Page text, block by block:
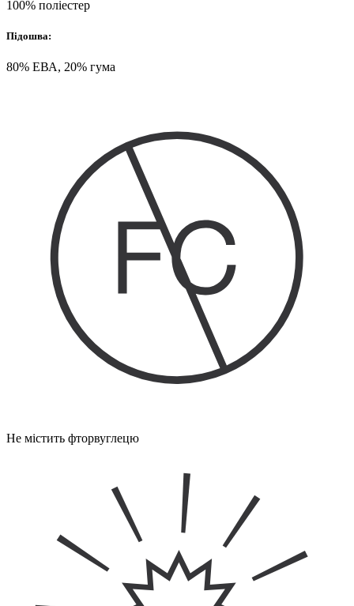
100% поліестер
Підошва:
80% ЕВА, 20% гума
Не містить фторвуглецю